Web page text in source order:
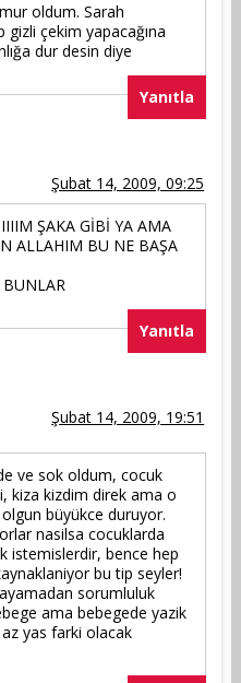
oldum. Sarah
çekim yapacağına
dur desin diye
Yanıtla
Şubat 14, 2009, 09:25
ŞAKA GİBİ YA AMA
ALLAHIM BU NE BAŞA
Yanıtla
Şubat 14, 2009, 19:51
ve sok oldum, cocuk
kiza kizdim direk ama o
büyükce duruyor.
nasilsa cocuklarda
istemislerdir, bence hep
bu tip seyler!
sorumluluk
ama bebegede yazik
yas farki olacak